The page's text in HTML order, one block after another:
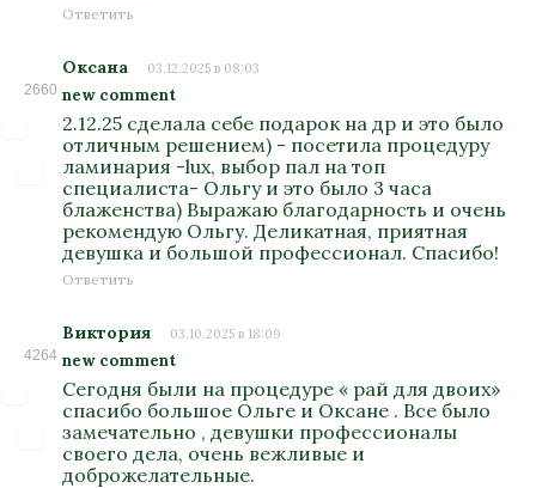
Ответить
2660
Оксана 03.12.2025 в 08:03
new comment
2.12.25 сделала себе подарок на др и это было
отличным решением) - посетила процедуру
ламинария -lux, выбор пал на топ
специалиста- Ольгу и это было 3 часа
блаженства) Выражаю благодарность и очень
рекомендую Ольгу. Деликатная, приятная
девушка и большой профессионал. Спасибо!
Ответить
4264
Виктория 03.10.2025 в 18:09
new comment
Сегодня были на процедуре « рай для двоих»
спасибо большое Ольге и Оксане . Все было
замечательно , девушки профессионалы
своего дела, очень вежливые и
доброжелательные.